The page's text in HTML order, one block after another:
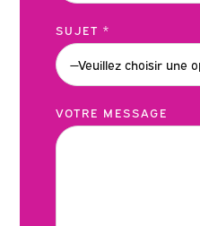
SUJET *
VOTRE MESSAGE